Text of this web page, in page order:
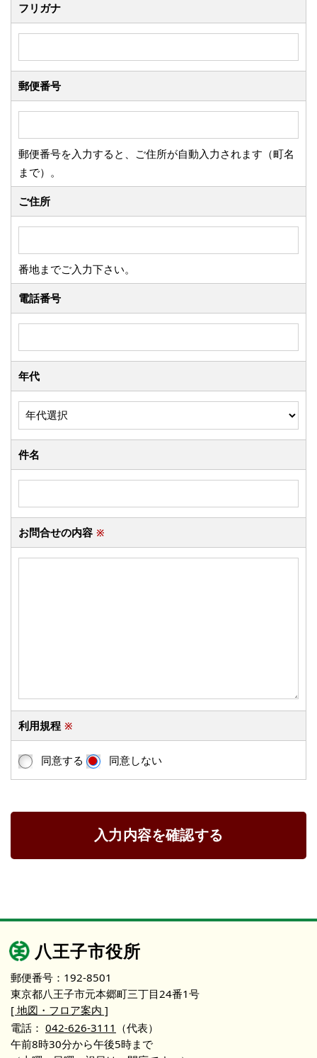
フリガナ
郵便番号
郵便番号を入力すると、ご住所が自動入力されます（町名
まで）。
ご住所
番地までご入力下さい。
電話番号
年代
件名
お問合せの内容 ※
利用規程 ※
同意する 同意しない
入力内容を確認する
八王子市役所
郵便番号：192-8501
東京都八王子市元本郷町三丁目24番1号
[ 地図・フロア案内 ]
電話： 042-626-3111 （代表）
午前8時30分から午後5時まで